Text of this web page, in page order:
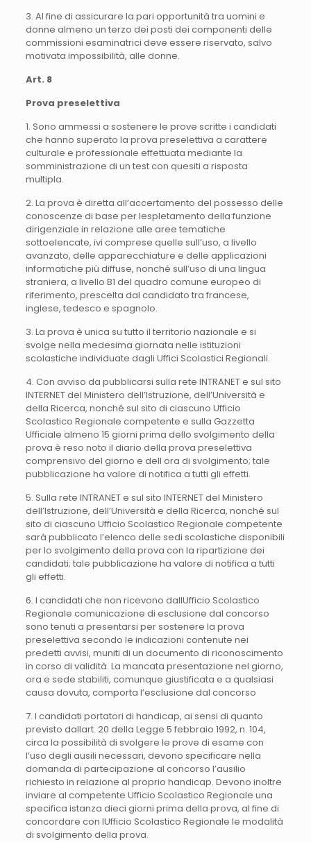
3. Al fine di assicurare la pari opportunità tra uomini e
donne almeno un terzo dei posti dei componenti delle
commissioni esaminatrici deve essere riservato, salvo
motivata impossibilità, alle donne.
Art. 8
Prova preselettiva
1. Sono ammessi a sostenere le prove scritte i candidati
che hanno superato la prova preselettiva a carattere
culturale e professionale effettuata mediante la
somministrazione di un test con quesiti a risposta
multipla.
2. La prova è diretta all’accertamento del possesso delle
conoscenze di base per lespletamento della funzione
dirigenziale in relazione alle aree tematiche
sottoelencate, ivi comprese quelle sull’uso, a livello
avanzato, delle apparecchiature e delle applicazioni
informatiche più diffuse, nonché sull’uso di una lingua
straniera, a livello B1 del quadro comune europeo di
riferimento, prescelta dal candidato tra francese,
inglese, tedesco e spagnolo.
3. La prova è unica su tutto il territorio nazionale e si
svolge nella medesima giornata nelle istituzioni
scolastiche individuate dagli Uffici Scolastici Regionali.
4. Con avviso da pubblicarsi sulla rete INTRANET e sul sito
INTERNET del Ministero dell’Istruzione, dell’Università e
della Ricerca, nonché sul sito di ciascuno Ufficio
Scolastico Regionale competente e sulla Gazzetta
Ufficiale almeno 15 giorni prima dello svolgimento della
prova è reso noto il diario della prova preselettiva
comprensivo del giorno e dell ora di svolgimento; tale
pubblicazione ha valore di notifica a tutti gli effetti.
5. Sulla rete INTRANET e sul sito INTERNET del Ministero
dell’Istruzione, dell’Università e della Ricerca, nonché sul
sito di ciascuno Ufficio Scolastico Regionale competente
sarà pubblicato l’elenco delle sedi scolastiche disponibili
per lo svolgimento della prova con la ripartizione dei
candidati; tale pubblicazione ha valore di notifica a tutti
gli effetti.
6. I candidati che non ricevono dallUfficio Scolastico
Regionale comunicazione di esclusione dal concorso
sono tenuti a presentarsi per sostenere la prova
preselettiva secondo le indicazioni contenute nei
predetti avvisi, muniti di un documento di riconoscimento
in corso di validità. La mancata presentazione nel giorno,
ora e sede stabiliti, comunque giustificata e a qualsiasi
causa dovuta, comporta l’esclusione dal concorso
7. I candidati portatori di handicap, ai sensi di quanto
previsto dallart. 20 della Legge 5 febbraio 1992, n. 104,
circa la possibilità di svolgere le prove di esame con
l’uso degli ausili necessari, devono specificare nella
domanda di partecipazione al concorso l’ausilio
richiesto in relazione al proprio handicap. Devono inoltre
inviare al competente Ufficio Scolastico Regionale una
specifica istanza dieci giorni prima della prova, al fine di
concordare con lUfficio Scolastico Regionale le modalità
di svolgimento della prova.